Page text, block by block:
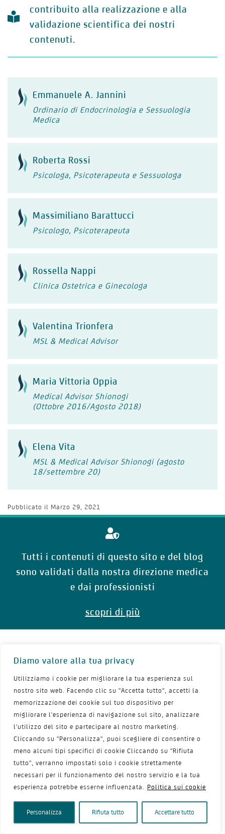
Diamo valore alla tua privacy
Utilizziamo i cookie per migliorare la tua esperienza sul
nostro sito web. Facendo clic su "Accetta tutto", accetti la
memorizzazione dei cookie sul tuo dispositivo per
migliorare l'esperienza di navigazione sul sito, analizzare
l'utilizzo del sito e partecipare al nostro marketing.
Cliccando su "Personalizza", puoi scegliere di consentire o
meno alcuni tipi specifici di cookie Cliccando su "Rifiuta
tutto", verranno impostati solo i cookie strettamente
necessari per il funzionamento del nostro servizio e la tua
esperienza potrebbe esserne influenzata. Politica sui cookie
Personalizza Rifiuta tutto Accettare tutto
contribuito alla realizzazione e alla
validazione scientifica dei nostri
contenuti.
Emmanuele A. Jannini
Ordinario di Endocrinologia e Sessuologia
Medica
Roberta Rossi
Psicologa, Psicoterapeuta e Sessuologa
Massimiliano Barattucci
Psicologo, Psicoterapeuta
Rossella Nappi
Clinica Ostetrica e Ginecologa
Valentina Trionfera
MSL & Medical Advisor
Maria Vittoria Oppia
Medical Advisor Shionogi
(Ottobre 2016/Agosto 2018)
Elena Vita
MSL & Medical Advisor Shionogi (agosto
18/settembre 20)
Pubblicato il Marzo 29, 2021
Tutti i contenuti di questo sito e del blog
sono validati dalla nostra direzione medica
e dai professionisti
scopri di più
Chi Siamo
Shionogi Europe è una nuova azienda farmaceutica fondata
dal gruppo Shionogi & Co. Ltd circa 130 anni dopo la
fondazione della società (1878) da parte di Gisaburo Shiono
Shionogi & Co. Ltd si trova ancora ad Osaka, ma l'azienda è
diventata un'importante casa farmaceutica basata sulla
ricerca ed impegnata a dare il massimo valore alla cura dei
Info
Shionogi SRL - Sede operativa